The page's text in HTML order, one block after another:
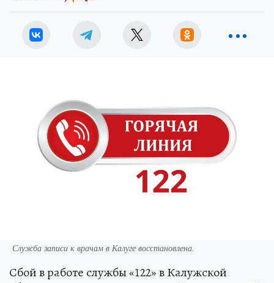
Служба записи к врачам в Калуге восстановлена.
Сбой в работе службы «122» в Калужской